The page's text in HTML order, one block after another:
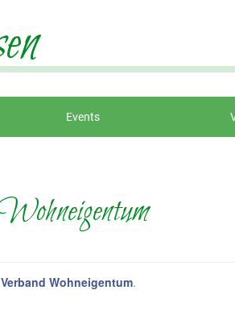
Events
Verband Wohneigentum.